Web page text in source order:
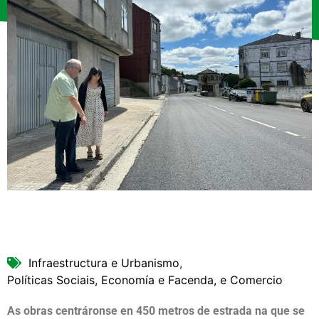
Infraestructura e Urbanismo,
Políticas Sociais, Economía e Facenda, e Comercio
As obras centráronse en 450 metros de estrada na que se